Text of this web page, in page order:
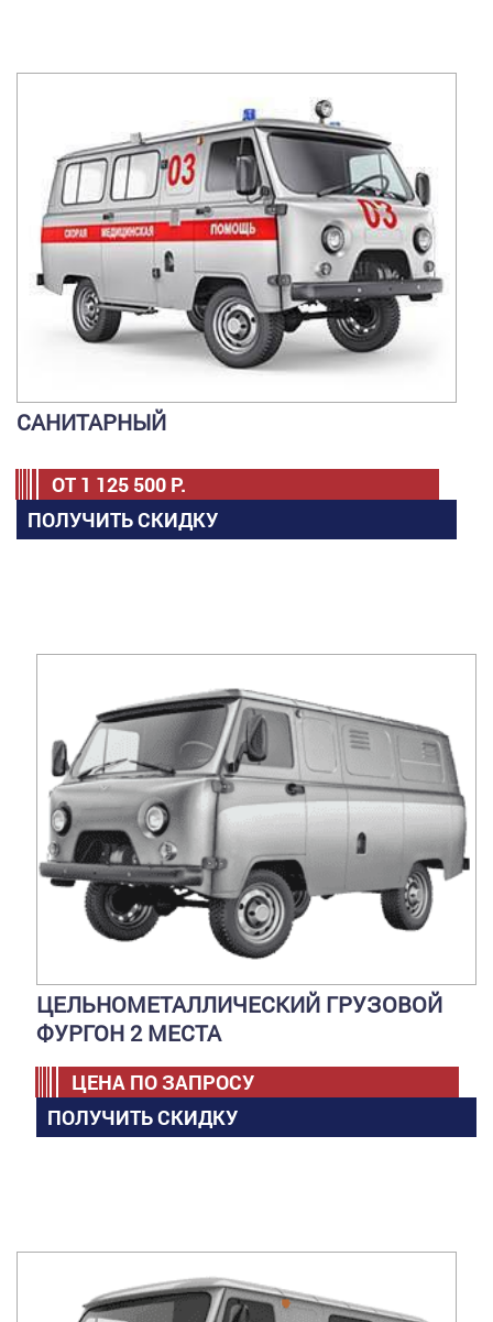
САНИТАРНЫЙ
ОТ 1 125 500 Р.
ПОЛУЧИТЬ СКИДКУ
ЦЕЛЬНОМЕТАЛЛИЧЕСКИЙ ГРУЗОВОЙ
ФУРГОН 2 МЕСТА
ЦЕНА ПО ЗАПРОСУ
ПОЛУЧИТЬ СКИДКУ